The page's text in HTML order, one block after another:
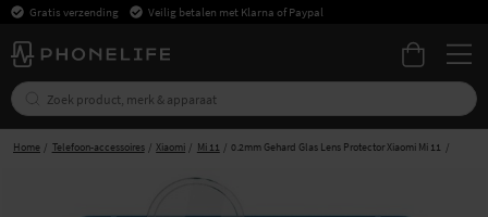
Gratis verzending Veilig betalen met Klarna of Paypal
Home Telefoon-accessoires Xiaomi Mi 11 0.2mm Gehard Glas Lens Protector Xiaomi Mi 11